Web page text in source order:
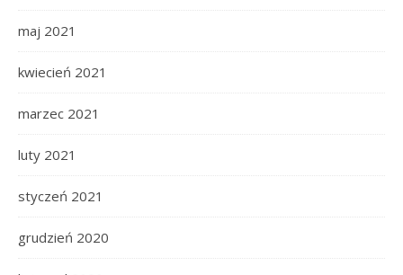
maj 2021
kwiecień 2021
marzec 2021
luty 2021
styczeń 2021
grudzień 2020